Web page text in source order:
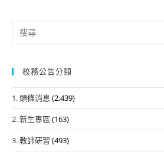
Search
for:
校務公告分類
1. 頭條消息 (2,439)
2. 新生專區 (163)
3. 教師研習 (493)